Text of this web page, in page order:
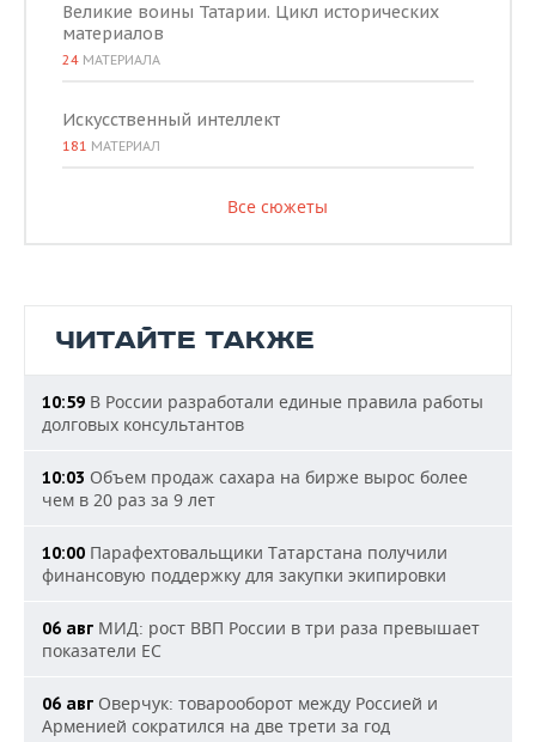
Великие воины Татарии. Цикл исторических
материалов
24 МАТЕРИАЛА
Искусственный интеллект
181 МАТЕРИАЛ
Все сюжеты
ЧИТАЙТЕ ТАКЖЕ
10:59 В России разработали единые правила работы
долговых консультантов
10:03 Объем продаж сахара на бирже вырос более
чем в 20 раз за 9 лет
10:00 Парафехтовальщики Татарстана получили
финансовую поддержку для закупки экипировки
06 авг МИД: рост ВВП России в три раза превышает
показатели ЕС
06 авг Оверчук: товарооборот между Россией и
Арменией сократился на две трети за год